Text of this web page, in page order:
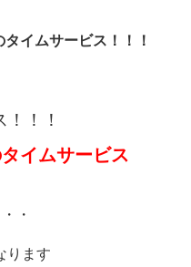
イムサービス！！！
！！
イムサービス
・
ります